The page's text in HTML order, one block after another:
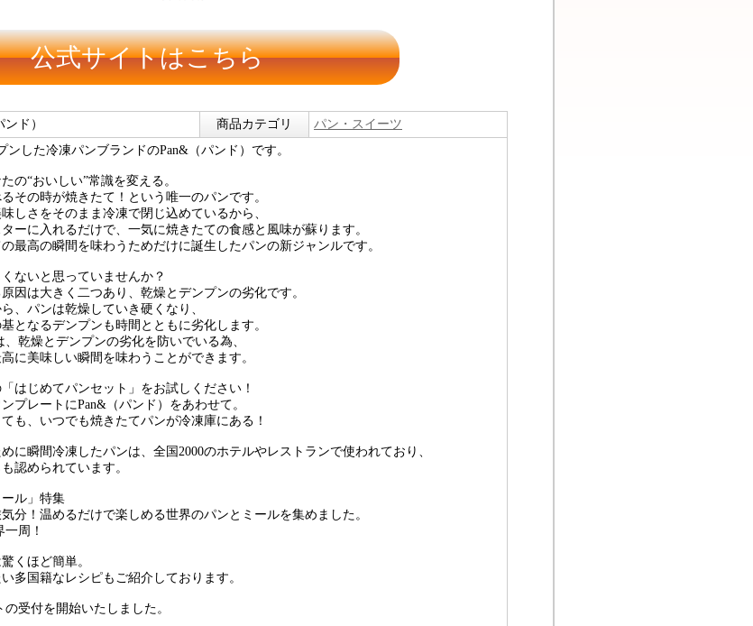
公式サイトはこちら
ンド） 商品カテゴリ パン・スイーツ
ンした冷凍パンブランドのPan&（パンド）です。
の“おいしい”常識を変える。
その時が焼きたて！という唯一のパンです。
しさをそのまま冷凍で閉じ込めているから、
ーに入れるだけで、一気に焼きたての食感と風味が蘇ります。
最高の瞬間を味わうためだけに誕生したパンの新ジャンルです。
ないと思っていませんか？
因は大きく二つあり、乾燥とデンプンの劣化です。
、パンは乾燥していき硬くなり、
となるデンプンも時間とともに劣化します。
、乾燥とデンプンの劣化を防いでいる為、
に美味しい瞬間を味わうことができます。
はじめてパンセット」をお試しください！
プレートにPan&（パンド）をあわせて。
も、いつでも焼きたてパンが冷凍庫にある！
に瞬間冷凍したパンは、全国2000のホテルやレストランで使われており、
認められています。
ール」特集
分！温めるだけで楽しめる世界のパンとミールを集めました。
周！
くほど簡単。
多国籍なレシピもご紹介しております。
受付を開始いたしました。